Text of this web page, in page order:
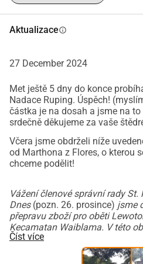
Minimálně
erupci vulkánu
indonéském
Na indonéském ostrově Flores
Lewotobi Laki-Laki, aktivního
ostrova, v pondělí. Při této
devět lidí, informuje Reuters.
Vulkán vybuchl kolem půlnoci
Aktualizaceinfo
27 December 2024
Met ještě 5 dny do konce
Nadace Ruping. Úspěch!
částka je na dosah a jsme na to
srdečně děkujeme za vaše
Včera jsme obdrželi níže
od Marthona z Flores, o kterou
chceme podělit!
Vážení členové správní rady St.
Dnes (pozn. 26. prosince) jsme
přepravu zboží pro oběti
Kecamatan Waiblama. V této
celkem 2.248 lidí žije v desa
Číst více